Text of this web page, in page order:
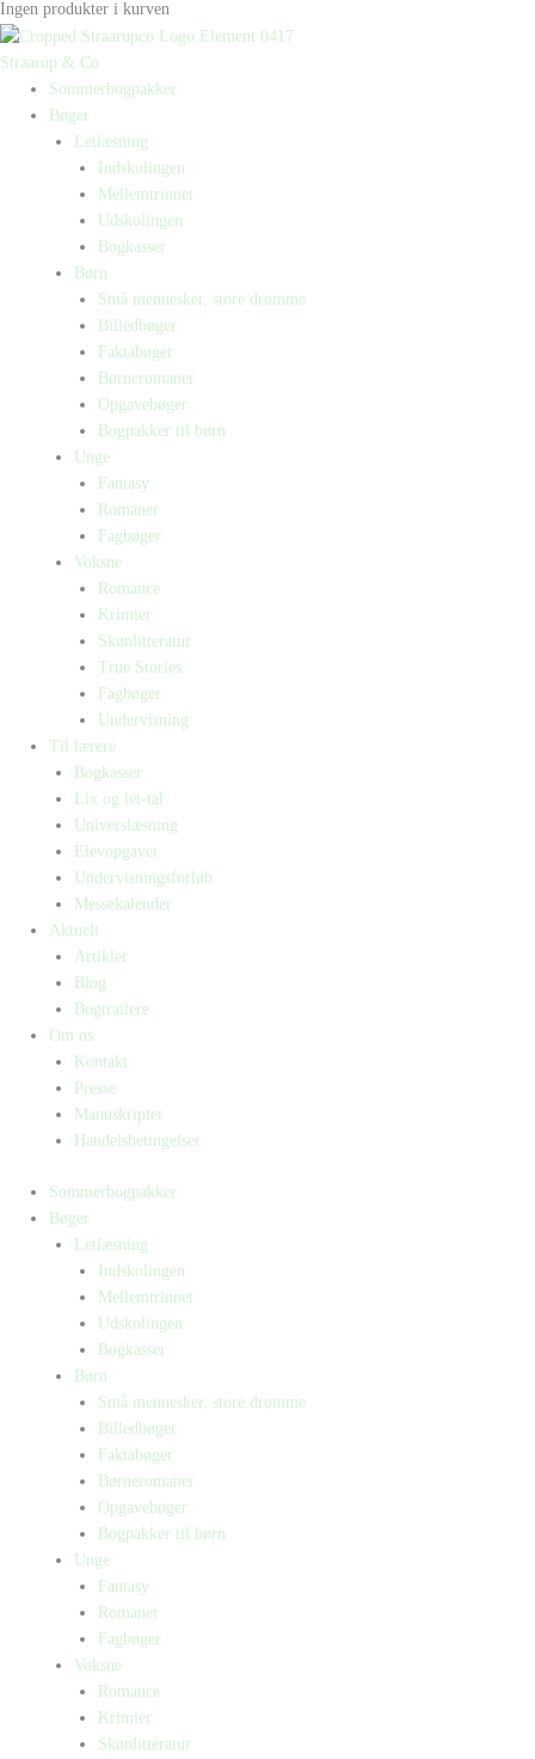
Ingen produkter i kurven
Straarup & Co
Sommerbogpakker
Bøger
Letlæsning
Indskolingen
Mellemtrinnet
Udskolingen
Bogkasser
Børn
Små mennesker, store drømme
Billedbøger
Faktabøger
Børneromaner
Opgavebøger
Bogpakker til børn
Unge
Fantasy
Romaner
Fagbøger
Voksne
Romance
Krimier
Skønlitteratur
True Stories
Fagbøger
Undervisning
Til lærere
Bogkasser
Lix og let-tal
Universlæsning
Elevopgaver
Undervisningsforløb
Messekalender
Aktuelt
Artikler
Blog
Bogtrailere
Om os
Kontakt
Presse
Manuskripter
Handelsbetingelser
Sommerbogpakker
Bøger
Letlæsning
Indskolingen
Mellemtrinnet
Udskolingen
Bogkasser
Børn
Små mennesker, store drømme
Billedbøger
Faktabøger
Børneromaner
Opgavebøger
Bogpakker til børn
Unge
Fantasy
Romaner
Fagbøger
Voksne
Romance
Krimier
Skønlitteratur